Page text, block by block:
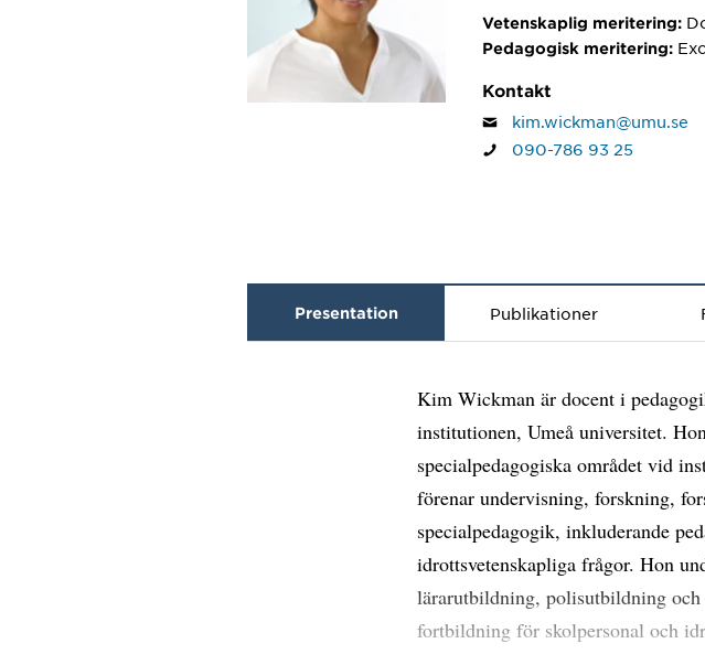
Vetenskaplig meritering:
Pedagogisk meritering:
Kontakt
kim.wickman@umu.se
090-786 93 25
Presentation Publikationer
Kim Wickman är docent i
institutionen, Umeå universitet.
specialpedagogiska området vid
förenar undervisning, forskning,
specialpedagogik, inkluderande
idrottsvetenskapliga frågor. Hon
lärarutbildning, polisutbildning
fortbildning för skolpersonal och